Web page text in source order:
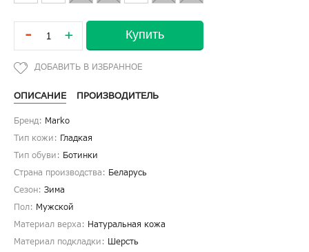
- + Купить
ОПИСАНИЕ ПРОИЗВОДИТЕЛЬ
Бренд: Marko
Тип кожи: Гладкая
Тип обуви: Ботинки
Страна производства: Беларусь
Сезон: Зима
Пол: Мужской
Материал верха: Натуральная кожа
Материал подкладки: Шерсть